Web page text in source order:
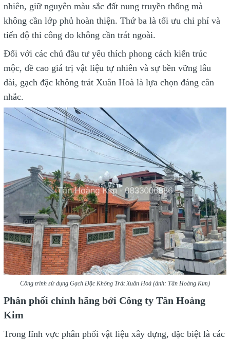
nhiên, giữ nguyên màu sắc đất nung truyền thống mà
không cần lớp phủ hoàn thiện. Thứ ba là tối ưu chi phí và
tiến độ thi công do không cần trát ngoài.
Đối với các chủ đầu tư yêu thích phong cách kiến trúc
mộc, đề cao giá trị vật liệu tự nhiên và sự bền vững lâu
dài, gạch đặc không trát Xuân Hoà là lựa chọn đáng cân
nhắc.
Công trình sử dụng Gạch Đặc Không Trát Xuân Hoà (ảnh: Tân Hoàng Kim)
Phân phối chính hãng bởi Công ty Tân Hoàng
Kim
Trong lĩnh vực phân phối vật liệu xây dựng, đặc biệt là các